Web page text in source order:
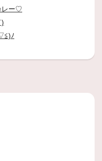
レー♡
ﾉ